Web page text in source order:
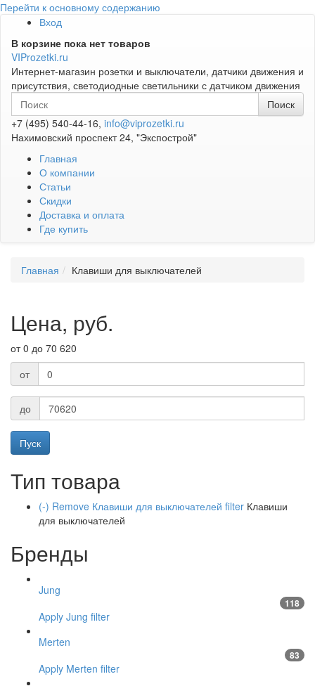
Перейти к основному содержанию
Вход
В корзине пока нет товаров
VIProzetki.ru
Интернет-магазин розетки и выключатели, датчики движения и
присутствия, светодиодные светильники с датчиком движения
+7 (495) 540-44-16, info@viprozetki.ru
Нахимовский проспект 24, "Экспострой"
Главная
О компании
Статьи
Скидки
Доставка и оплата
Где купить
Главная Клавиши для выключателей
Цена, руб.
от 0 до 70 620
от
до
Тип товара
(-) Remove Клавиши для выключателей filter Клавиши
для выключателей
Бренды
Jung
118
Apply Jung filter
Merten
83
Apply Merten filter